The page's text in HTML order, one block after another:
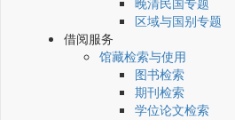
区域与国别专题
借阅服务
馆藏检索与使用
图书检索
期刊检索
学位论文检索